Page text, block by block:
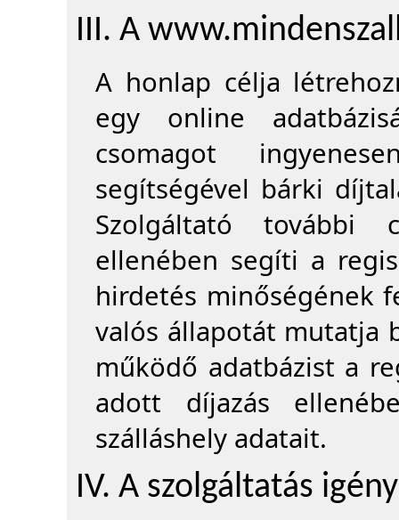
III. A
A honlap célja
egy online
csomagot
segítségével bárki
Szolgáltató további
ellenében segíti a
hirdetés minőségének
valós állapotát mutatja
működő adatbázist a
adott díjazás
szálláshely adatait.
IV. A szolgáltatás